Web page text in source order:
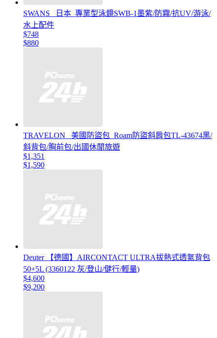
SWANS _日本_專業型泳鏡SWB-1墨紫/防霧/抗UV/游泳/
水上配件
$748
$880
TRAVELON _美國防盜包_Roam防盜斜肩包TL-43674黑/
斜背包/胸前包/出國休閒旅遊
$1,351
$1,590
Deuter 【德國】AIRCONTACT ULTRA拔熱式透氣背包
50+5L (3360122 灰/登山/健行/輕量)
$4,600
$9,200